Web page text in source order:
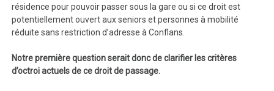
résidence pour pouvoir passer sous la gare ou si ce droit est
potentiellement ouvert aux seniors et personnes à mobilité
réduite sans restriction d’adresse à Conflans.
Notre première question serait donc de clarifier les critères
d’octroi actuels de ce droit de passage.